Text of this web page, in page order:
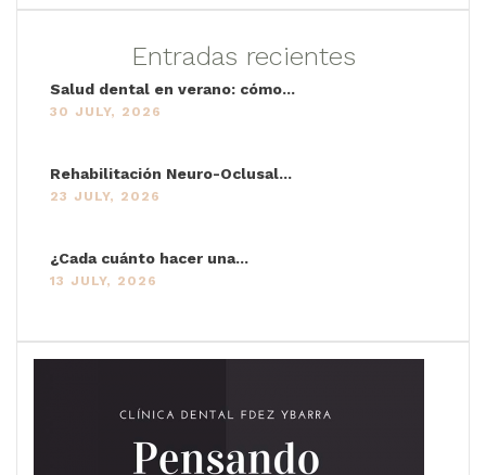
Entradas recientes
Salud dental en verano: cómo...
30 JULY, 2026
Rehabilitación Neuro-Oclusal...
23 JULY, 2026
¿Cada cuánto hacer una...
13 JULY, 2026